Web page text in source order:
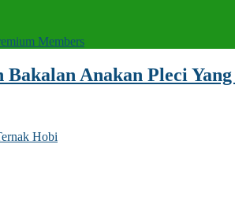
Members
Anakan Pleci
Hobi